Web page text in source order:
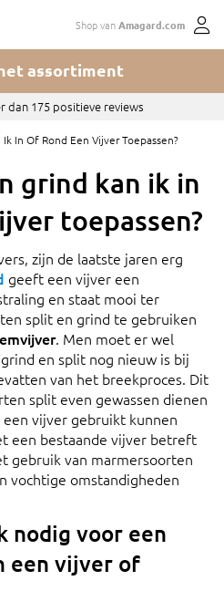
Shop vanAmagard.com
assortiment
dan 175 positieve reviews
In Of Rond Een Vijver Toepassen?
grind kan ik in
toepassen?
zijn de laatste jaren erg
geeft een vijver een
en staat mooi ter
split en grind te gebruiken
. Men moet er wel
en split nog nieuw is bij
van het breekproces. Dit
split even gewassen dienen
vijver gebruikt kunnen
een bestaande vijver betreft
gebruik van marmersoorten
vochtige omstandigheden
nodig voor een
een vijver of